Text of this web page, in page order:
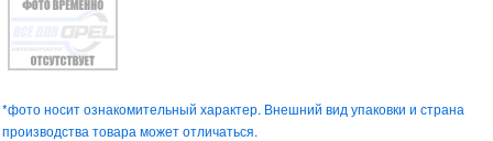
*фото носит ознакомительный характер. Внешний вид упаковки и страна
производства товара может отличаться.